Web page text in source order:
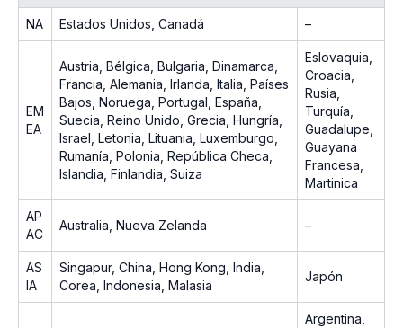
NA Estados Unidos, Canadá –
EM
EA
Austria, Bélgica, Bulgaria, Dinamarca,
Francia, Alemania, Irlanda, Italia, Países
Bajos, Noruega, Portugal, España,
Suecia, Reino Unido, Grecia, Hungría,
Israel, Letonia, Lituania, Luxemburgo,
Rumanía, Polonia, República Checa,
Islandia, Finlandia, Suiza
Eslovaquia,
Croacia,
Rusia,
Turquía,
Guadalupe,
Guayana
Francesa,
Martinica
AP
AC
Australia, Nueva Zelanda –
AS
IA
Singapur, China, Hong Kong, India,
Corea, Indonesia, Malasia
Japón
Argentina,